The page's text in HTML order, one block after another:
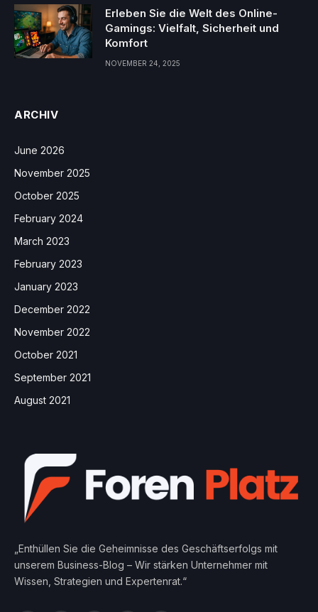
Erleben Sie die Welt des Online-
Gamings: Vielfalt, Sicherheit und
Komfort
NOVEMBER 24, 2025
ARCHIV
June 2026
November 2025
October 2025
February 2024
March 2023
February 2023
January 2023
December 2022
November 2022
October 2021
September 2021
August 2021
„Enthüllen Sie die Geheimnisse des Geschäftserfolgs mit
unserem Business-Blog – Wir stärken Unternehmer mit
Wissen, Strategien und Expertenrat.“